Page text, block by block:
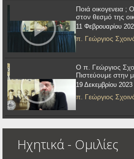
Ποιά οικογενεια ;
στον θεσμό της
11 Φεβρουαρίου
π. Γεώργιος
Ο π. Γεώργιος
Πιστεύουμε στην
19 Δεκεμβρίου 2023
π. Γεώργιος
Ηχητικά - Ομιλίες